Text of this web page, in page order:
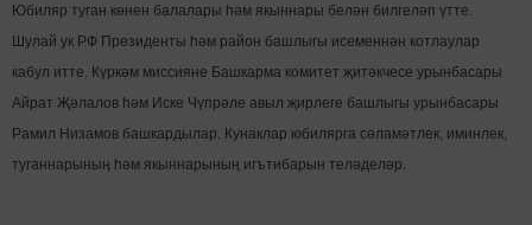
Юбиляр туган көнен балалары һәм якыннары белән билгеләп үтте.
Шулай ук РФ Президенты һәм район башлыгы исеменнән котлаулар
кабул итте. Күркәм миссияне Башкарма комитет җитәкчесе урынбасары
Айрат Җәлалов һәм Иске Чүпрәле авыл җирлеге башлыгы урынбасары
Рамил Низамов башкардылар. Кунаклар юбилярга сәламәтлек, иминлек,
туганнарының һәм якыннарының игътибарын теләделәр.